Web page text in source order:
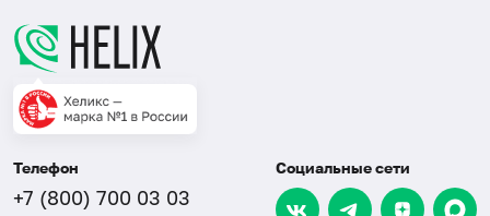
Телефон
+7 (800) 700 03 03
Социальные сети